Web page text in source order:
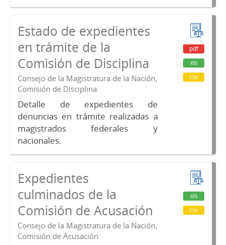
Estado de expedientes
en trámite de la
Comisión de Disciplina
Consejo de la Magistratura de la Nación,
Comisión de Disciplina
Detalle de expedientes de
denuncias en trámite realizadas a
magistrados federales y
nacionales.
pdf
xls
csv
Expedientes
culminados de la
Comisión de Acusación
Consejo de la Magistratura de la Nación,
Comisión de Acusación
xls
csv